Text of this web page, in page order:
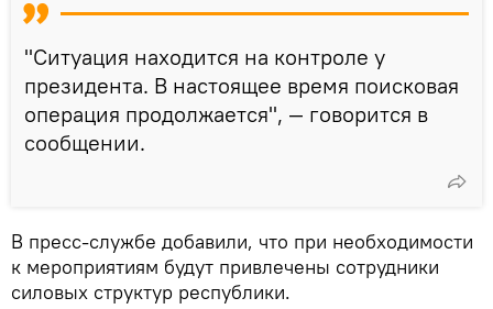
"Ситуация находится на контроле у
президента. В настоящее время поисковая
операция продолжается", — говорится в
сообщении.
В пресс-службе добавили, что при необходимости
к мероприятиям будут привлечены сотрудники
силовых структур республики.